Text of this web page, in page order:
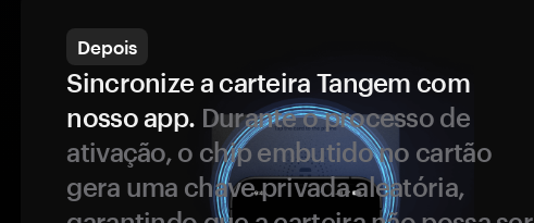
Depois
Sincronize a carteira Tangem com
nosso app. Durante o processo de
ativação, o chip embutido no cartão
gera uma chave privada aleatória,